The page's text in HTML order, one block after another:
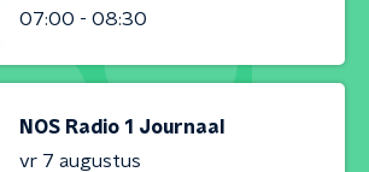
07:00 - 08:30
NOS Radio 1 Journaal
vr 7 augustus